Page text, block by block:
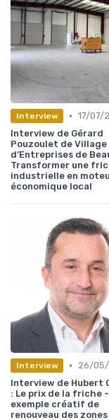
Interview • 17/07/
Interview de Gérard
Pouzoulet de Village
d’Entreprises de
Transformer une
industrielle en
économique local
Interview •
26/
Interview de Hubert
: Le prix de la friche -
exemple créatif de
renouveau des zones